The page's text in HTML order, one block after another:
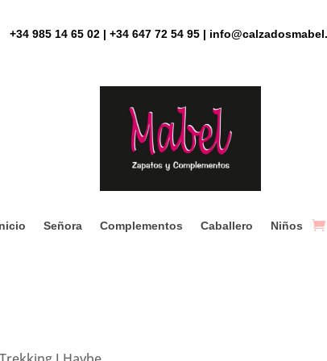
+34 985 14 65 02 | +34 647 72 54 95 |
Señora Complementos Caballero Niños